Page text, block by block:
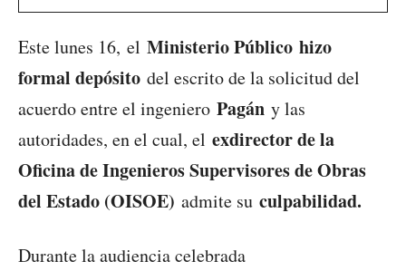
Este lunes 16, el Ministerio Público hizo
formal depósito del escrito de la solicitud del
acuerdo entre el ingeniero Pagán y las
autoridades, en el cual, el exdirector de la
Oficina de Ingenieros Supervisores de Obras
del Estado (OISOE) admite su culpabilidad.
Durante la audiencia celebrada